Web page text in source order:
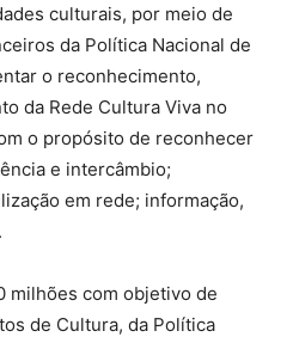
culturais, por meio de
da Política Nacional de
o reconhecimento,
da Rede Cultura Viva no
o propósito de reconhecer
e intercâmbio;
em rede; informação,
milhões com objetivo de
de Cultura, da Política